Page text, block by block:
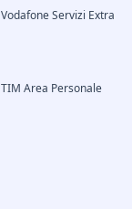
Vodafone Servizi Extra
TIM Area Personale